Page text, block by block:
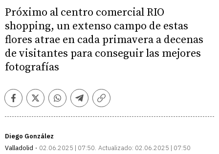
Próximo al centro comercial RIO
shopping, un extenso campo de estas
flores atrae en cada primavera a decenas
de visitantes para conseguir las mejores
fotografías
FacebookTwitterWhatsappTelegramCopiar
Diego González
Valladolid
02.06.2025 | 07:50 Actualizado: 02.06.2025 | 07:50